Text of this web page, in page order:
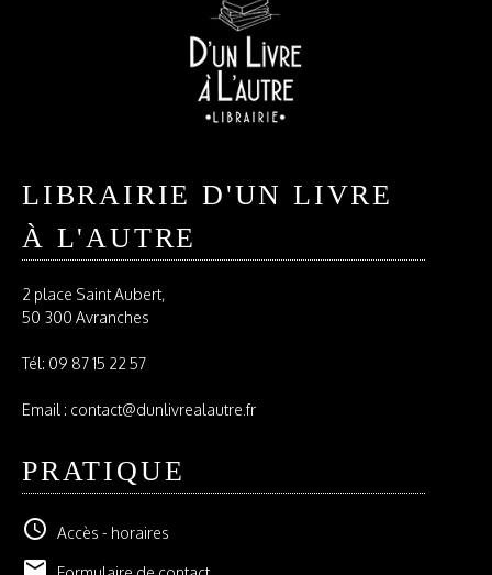
LIBRAIRIE D'UN LIVRE
À L'AUTRE
2 place Saint Aubert,
50 300 Avranches
Tél: 09 87 15 22 57
Email : contact@dunlivrealautre.fr
PRATIQUE
schedule Accès - horaires
email